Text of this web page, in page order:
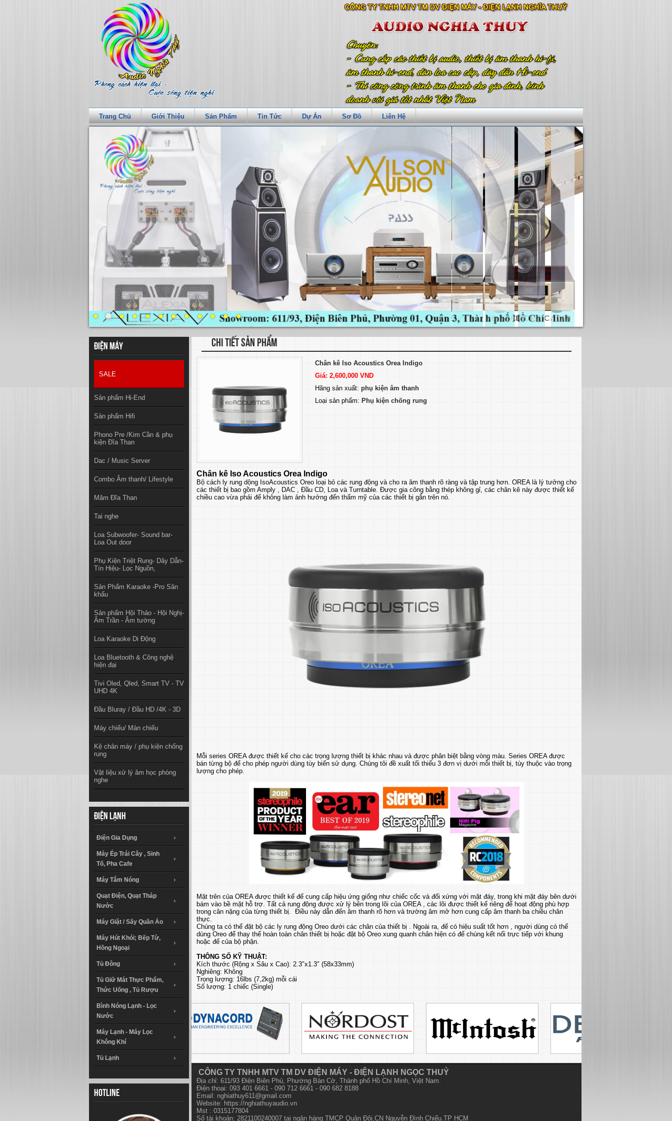
Trang Chủ Giới Thiệu Sản Phẩm Tin Tức Dự Án Sơ Đồ Liên Hệ
Điện máy
SALE
Sản phẩm Hi-End
Sản phẩm Hifi
Phono Pre /Kim Cần & phụ
kiện Đĩa Than
Dac / Music Server
Combo Âm thanh/ Lifestyle
Mâm Đĩa Than
Tai nghe
Loa Subwoofer- Sound bar-
Loa Out door
Phụ Kiện Triệt Rung- Dây Dẫn-
Tín Hiệu- Lọc Nguồn,
Sản Phẩm Karaoke -Pro Sân
khấu
Sản phẩm Hội Thảo - Hội Nghị-
Âm Trần - Âm tường
Loa Karaoke Di Động
Loa Bluetooth & Công nghệ
hiện đại
Tivi Oled, Qled, Smart TV - TV
UHD 4K
Đầu Bluray / Đầu HD /4K - 3D
Máy chiếu/ Màn chiếu
Kệ chân máy / phụ kiện chống
rung
Vật liệu xử lý âm học phòng
nghe
Điện lạnh
Điện Gia Dụng
Máy Ép Trái Cây , Sinh
Tố, Pha Cafe
Máy Tắm Nóng
Quạt Điện, Quạt Tháp
Nước
Máy Giặt / Sấy Quần Áo
Máy Hút Khói; Bếp Từ,
Hồng Ngoại
Tủ Đông
Tủ Giữ Mát Thực Phẩm,
Thức Uống , Tủ Rượu
Bình Nóng Lạnh - Lọc
Nước
Máy Lạnh - Máy Lọc
Không Khí
Tủ Lạnh
Hotline
CHI TIẾT SẢN PHẨM
Chân kê Iso Acoustics Orea Indigo
Giá: 2,600,000 VND
Hãng sản xuất: phụ kiện âm thanh
Loại sản phẩm: Phụ kiện chống rung
Chân kê Iso Acoustics Orea Indigo
Bộ cách ly rung dộng IsoAcoustics Oreo loại bỏ các rung động và cho ra âm thanh rõ ràng và tập trung hơn. OREA là lý tưởng cho
các thiết bị bao gồm Amply , DAC , Đầu CD, Loa và Turntable. Được gia công bằng thép không gỉ, các chân kê này được thiết kế
chiều cao vừa phải để không làm ảnh hưởng đến thẩm mỹ của các thiết bị gắn trên nó.
Mỗi series OREA được thiết kế cho các trọng lượng thiết bị khác nhau và được phân biệt bằng vòng màu. Series OREA được
bán từng bộ để cho phép người dùng tùy biến sử dụng. Chúng tôi đề xuất tối thiểu 3 đơn vị dưới mỗi thiết bị, tùy thuộc vào trọng
lượng cho phép.
Mặt trên của OREA được thiết kế để cung cấp hiệu ứng giống như chiếc cốc và đối xứng với mặt đáy, trong khi mặt đáy bên dưới
bám vào bề mặt hỗ trợ. Tất cả rung động được xử lý bên trong lõi của OREA , các lõi được thiết kế riêng để hoạt động phù hợp
trong cân nặng của từng thiết bị. Điều này dẫn đến âm thanh rõ hơn và trường âm mở hơn cung cấp âm thanh ba chiều chân
thực.
Chúng ta có thể đặt bộ các ly rung động Oreo dưới các chân của thiết bị . Ngoài ra, để có hiệu suất tốt hơn , người dùng có thể
dùng Oreo để thay thế hoàn toàn chân thiết bị hoặc đặt bộ Oreo xung quanh chân hiện có để chúng kết nối trực tiếp với khung
hoặc đế của bộ phận.
THÔNG SỐ KỸ THUẬT:
Kích thước (Rộng x Sâu x Cao): 2.3″x1.3″ (58x33mm)​
Nghiêng: Không
Trọng lượng: 16lbs (7,2kg) mỗi cái
Số lượng: 1 chiếc (Single)​
CÔNG TY TNHH MTV TM DV ĐIỆN MÁY - ĐIỆN LẠNH NGỌC THUỶ
Địa chỉ: 611/93 Điện Biên Phủ, Phường Bàn Cờ, Thành phố Hồ Chí Minh, Việt Nam.
Điện thoại: 093 401 6661 - 090 712 6661 - 090 682 8188
Email: nghiathuy611@gmail.com
Website: https://nghiathuyaudio.vn
Mst : 0315177804
Số tài khoản: 2821100240007 tại ngân hàng TMCP Quân Đội,CN Nguyễn Đình Chiểu.TP HCM